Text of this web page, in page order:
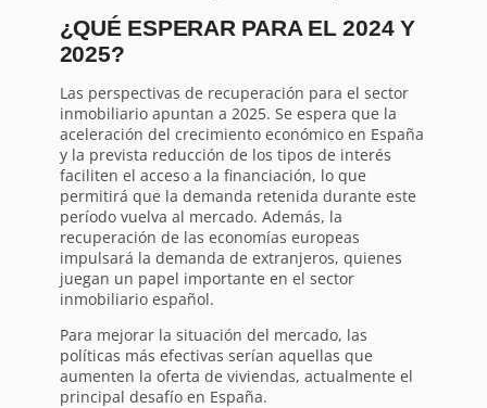
¿QUÉ ESPERAR PARA EL 2024 Y
2025?
Las perspectivas de recuperación para el sector
inmobiliario apuntan a 2025. Se espera que la
aceleración del crecimiento económico en España
y la prevista reducción de los tipos de interés
faciliten el acceso a la financiación, lo que
permitirá que la demanda retenida durante este
período vuelva al mercado. Además, la
recuperación de las economías europeas
impulsará la demanda de extranjeros, quienes
juegan un papel importante en el sector
inmobiliario español.
Para mejorar la situación del mercado, las
políticas más efectivas serían aquellas que
aumenten la oferta de viviendas, actualmente el
principal desafío en España.